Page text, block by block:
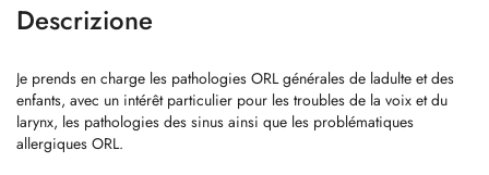
Descrizione
Je prends en charge les pathologies ORL générales de ladulte et des
enfants, avec un intérêt particulier pour les troubles de la voix et du
larynx, les pathologies des sinus ainsi que les problématiques
allergiques ORL.